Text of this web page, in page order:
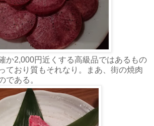
か2,000円近くする高級品ではあるもの
ており質もそれなり。まあ、街の焼肉
である。